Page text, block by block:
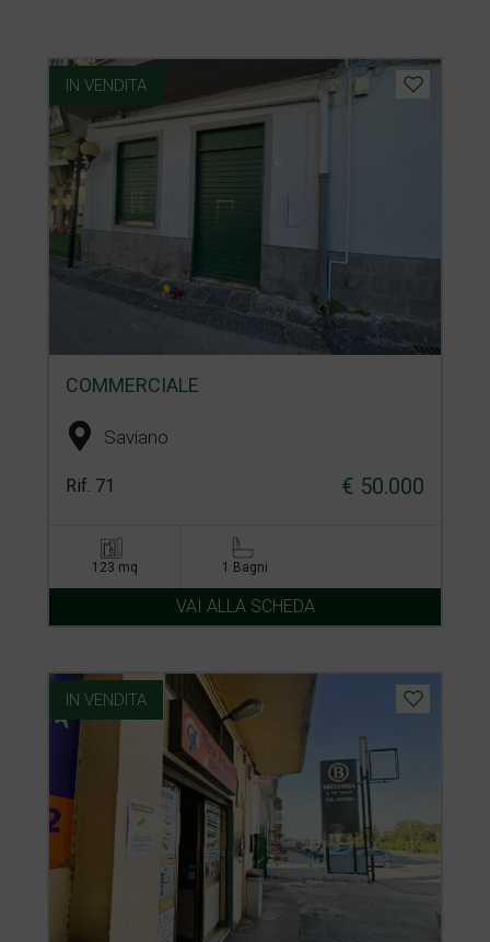
IN VENDITA
COMMERCIALE
Saviano
Rif. 71 € 50.000
123 mq 1 Bagni
VAI ALLA SCHEDA
IN VENDITA